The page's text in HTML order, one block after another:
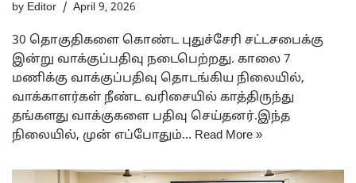
by Editor April 9, 2026
30 தொகுதிகளை கொண்ட புதுச்சேரி சட்டசபைக்கு
இன்று வாக்குப்பதிவு நடைபெற்றது. காலை 7
மணிக்கு வாக்குப்பதிவு தொடங்கிய நிலையில்,
வாக்காளர்கள் நீண்ட வரிசையில் காத்திருந்து
தங்களது வாக்குகளை பதிவு செய்தனர்.இந்த
நிலையில், முன் எப்போதும்… Read More »